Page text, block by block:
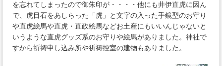
を忘れてしまったので御朱印が・・・・他にも井伊直虎に因ん
で、虎目石をあしらった「虎」と文字の入った手鏡型のお守り
や直虎絵馬や直虎・直政絵馬などお土産にもいいんじゃないと
いうような直虎グッズ系のお守りや絵馬がありました。神社で
すから祈祷申し込み所や祈祷控室の建物もありました。